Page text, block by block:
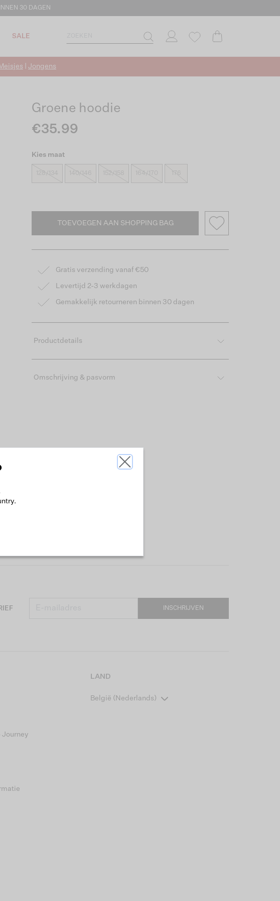
30 DAGEN
SALE
Meisjes Jongens
Groene hoodie
€35.99
Kies maat
128/134
TOEVOEGEN AAN SHOPPING BAG
Gratis verzending vanaf €50
Levertijd 2-3 werkdagen
Gemakkelijk retourneren binnen 30 dagen
Productdetails
Omschrijving & pasvorm
INSCHRIJVEN
Journey
LAND
België (Nederlands)